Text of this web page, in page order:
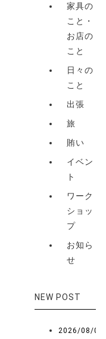
家具の
こと・
お店の
こと
日々の
こと
出張
旅
賄い
イベン
ト
ワーク
ショッ
プ
お知ら
せ
NEW POST
2026/08/07